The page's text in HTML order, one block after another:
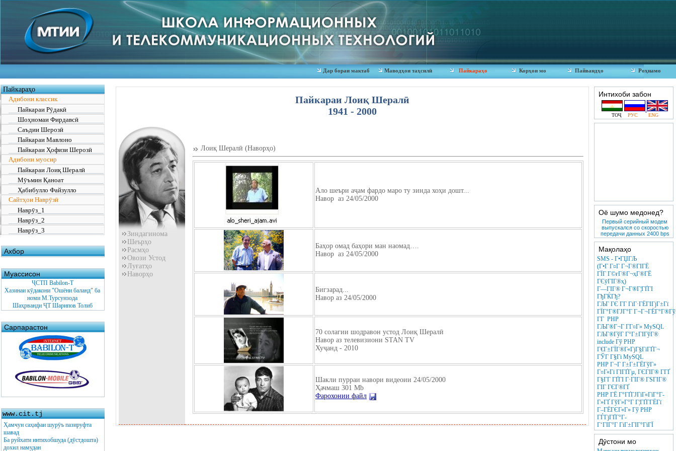
Роҳнамо
Пайвандҳо
Корҳои мо
Пайкараҳо
Маводҳои таҳсилӣ
Дар бораи мактаб
Пайкараҳо
Адибони классик
Пайкараи Рӯдакӣ
Шоҳномаи Фирдавсӣ
Саъдии Шерозӣ
Пайкараи Мавлоно
Пайкараи Ҳофизи Шерозӣ
Адибони муосир
Пайкараи Лоиқ Шералӣ
Мӯъмин Қаноат
Ҳабибулло Файзулло
Сайтҳои Наврӯзӣ
Наврӯз_1
Наврӯз_2
Наврӯз_3
Ахбор
Муассисон
ҶСТП Babilon-T
Хазинаи кӯдакони "Ошёни баланд" ба
номи М.Турсунзода
Шаҳрванди ҶТ Шарипов Толиб
Сарпарастон
www.cit.tj
Ҳамчун саҳифаи шурӯъ пазируфта
шавад
Ба руйхати интихобшуда (дӯстдошта)
дохил намудан
Пайкараи Лоиқ Шералӣ
1941 - 2000
Зиндагинома
Шеърҳо
Расмҳо
Овози Устод
Луғатҳо
Наворҳо
Лоиқ Шералӣ (Наворҳо)
Ало шеъри аҷам фардо маро ту зинда хоҳи дошт...
Навор аз 24/05/2000
Баҳор омад баҳори ман наомад….
Навор аз 24/05/2000
Бигзарад...
Навор аз 24/05/2000
70 солагии шодравон устод Лоиқ Шералӣ
Навор аз телевизиони STAN TV
Хуҷанд - 2010
Шакли пурраи навори видеоии 24/05/2000
Ҳачмаш 301 Mb
Фарохонии файл
Интихоби забон
ТОҶ РУС ENG
Оё шумо медонед?
Первый серийный модем
выпускался со скоростью
передачи данных 2400 bps
Мақолаҳо
SMS - Г•ГЏГЉ
(Г•Г Г¤Г Г¬Г®ГІГЁ
ГЇГ Г©ғГ®Г¬ҳГ®ГЁ
ГЄӯГІГ®ҳ)
Г—ГІГ® Г¬Г®Г¦ГҐГІ
ГђГЌГђ?
ГЉГ ГЄ Г­Г ГіГ·ГЁГІГјГ±Гї
ГЇГ°Г®ГЈГ°Г
Г­Г PHP
ГЉГ®Г¬Г Г­Г¤Г» MySQL
ГЉГ®ГўГ Г°Г±ГІГўГ®
include Гў PHP
Г€Г±ГЇГ®Г«ГјГ§ГіГҐГ¬
ГЎГ Г§Гі MySQL
PHP Г¬Г Г±Г±ГЁГўГ»
Г¤Г«Гї ГІГҐГµ, ГЄГІГ® Г­ГҐ
Г§Г­Г ГҐГІ Г·ГІГ® ГЅГІГ®
ГІГ ГЄГ®ГҐ
PHP ГЁ Г°ГҐГЈГіГ«ГїГ°Г­
Г»ГҐ ГўГ»Г°Г Г¦ГҐГ­ГЁГї
Г–ГЁГЄГ«Г» Гў PHP
ГЃГјГҐГ°Г­
Г‘ГІГ°Г ГіГ±ГІГ°ГіГЇ
Дӯстони мо